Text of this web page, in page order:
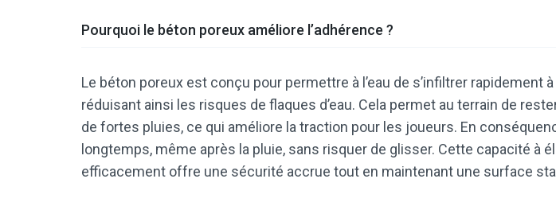
Pourquoi le béton poreux améliore l’adhérence ?
Le béton poreux est conçu pour permettre à l’eau de s’infiltrer rapidement
réduisant ainsi les risques de flaques d’eau. Cela permet au terrain de
de fortes pluies, ce qui améliore la traction pour les joueurs. En
longtemps, même après la pluie, sans risquer de glisser. Cette capacité à
efficacement offre une sécurité accrue tout en maintenant une surface